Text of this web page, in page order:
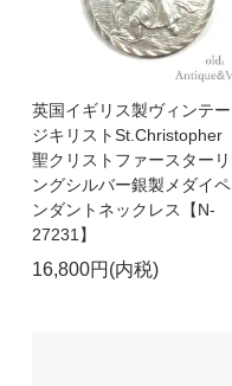
英国イギリス製ヴィンテー
ジキリストSt.Christopher
聖クリストファースターリ
ングシルバー銀製メダイペ
ンダントネックレス【N-
27231】
16,800円(内税)